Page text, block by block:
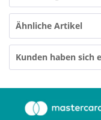
Ähnliche Artikel
Kunden haben sich